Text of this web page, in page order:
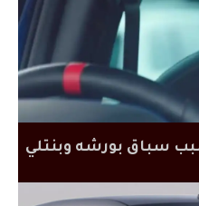
سباق بورشه وبنتلي